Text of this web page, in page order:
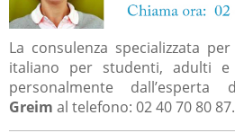
La consulenza specializzata
italiano per studenti, adulti
personalmente dall’esperta
Greim al telefono: 02 40 70 80 87.